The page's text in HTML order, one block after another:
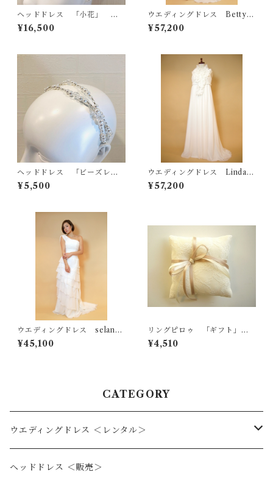
ヘッドドレス 「小花」 カ
チューシャ ＃アイボリー
¥16,500
ウエディングドレス Betty＜
ベティ＞
¥57,200
ヘッドドレス 「ビーズレー
ン」
¥5,500
ウエディングドレス Linda＜
リンダ＞
¥57,200
ウエディングドレス selan＜
セラン＞
¥45,100
リングピロゥ 「ギフト」
アイボリー 再入荷♪
¥4,510
CATEGORY
ウエディングドレス ＜レンタル＞
Aライン
ヘッドドレス ＜販売＞